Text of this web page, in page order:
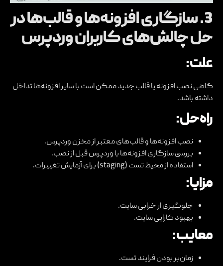
3. سازگاری افزونه‌ها و قالب‌ها در
حل چالش‌های کاربران وردپرس
علت:
گاهی نصب افزونه یا قالب جدید ممکن است با سایر افزونه‌ها تداخل
داشته باشد.
راه‌حل:
نصب افزونه‌ها و قالب‌های معتبر از مخزن وردپرس.
بررسی سازگاری افزونه‌ها با وردپرس قبل از نصب.
استفاده از محیط تست (staging) برای آزمایش تغییرات.
مزایا:
جلوگیری از خرابی سایت.
بهبود کارایی سایت.
معایب:
زمان‌بر بودن فرایند تست.